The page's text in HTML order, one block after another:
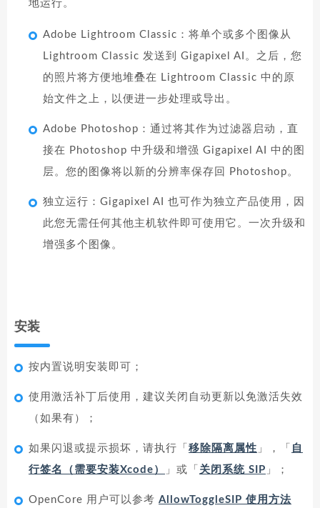
地运行。
Adob​​e Lightroom Classic：将单个或多个图像从
Lightroom Classic 发送到 Gigapixel AI。之后，您
的照片将方便地堆叠在 Lightroom Classic 中的原
始文件之上，以便进一步处理或导出。
Adob​​e Photoshop：通过将其作为过滤器启动，直
接在 Photoshop 中升级和增强 Gigapixel AI 中的图
层。您的图像将以新的分辨率保存回 Photoshop。
独立运行：Gigapixel AI 也可作为独立产品使用，因
此您无需任何其他主机软件即可使用它。一次升级和
增强多个图像。
安装
按内置说明安装即可；
使用激活补丁后使用，建议关闭自动更新以免激活失效
（如果有）；
如果闪退或提示损坏，请执行「 移除隔离属性 」，「 自
行签名（需要安装Xcode）
」或「 关闭系统 SIP 」；
OpenCore 用户可以参考 AllowToggleSIP 使用方法